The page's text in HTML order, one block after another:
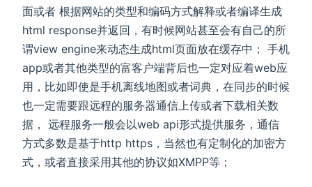
面或者 根据网站的类型和编码方式解释或者编译生成
html response并返回，有时候网站甚至会有自己的所
谓view engine来动态生成html页面放在缓存中； 手机
app或者其他类型的富客户端背后也一定对应着web应
用，比如即使是手机离线地图或者词典，在同步的时候
也一定需要跟远程的服务器通信上传或者下载相关数
据， 远程服务一般会以web api形式提供服务，通信
方式多数是基于http https，当然也有定制化的加密方
式，或者直接采用其他的协议如XMPP等；